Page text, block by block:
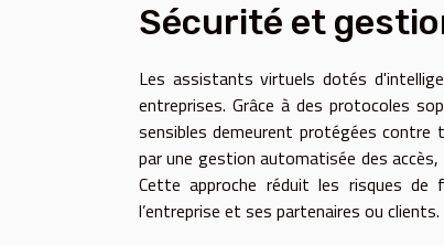
Sécurité et
Les assistants virtuels dotés
entreprises. Grâce à des protocoles
sensibles demeurent protégées
par une gestion automatisée des
Cette approche réduit les risques
l’entreprise et ses partenaires ou clients.